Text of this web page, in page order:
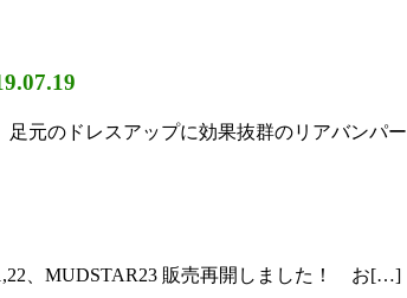
足元のドレスアップに効果抜群のリアバンパ
、MUDSTAR23 販売再開しました！ お[…]